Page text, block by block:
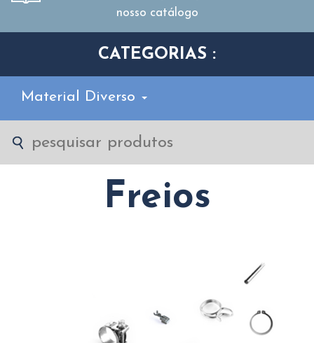
nosso catálogo
CATEGORIAS :
Material Diverso
Freios